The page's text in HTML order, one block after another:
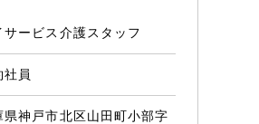
サービス介護スタッフ
社員
県神戸市北区山田町小部字